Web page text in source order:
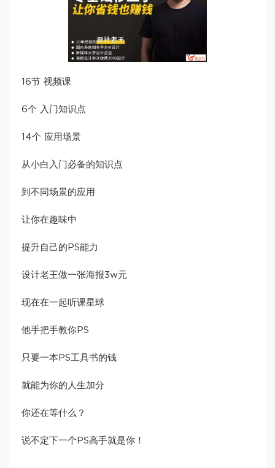
16节 视频课
6个 入门知识点
14个 应用场景
从小白入门必备的知识点
到不同场景的应用
让你在趣味中
提升自己的PS能力
设计老王做一张海报3w元
现在在一起听课星球
他手把手教你PS
只要一本PS工具书的钱
就能为你的人生加分
你还在等什么？
说不定下一个PS高手就是你！